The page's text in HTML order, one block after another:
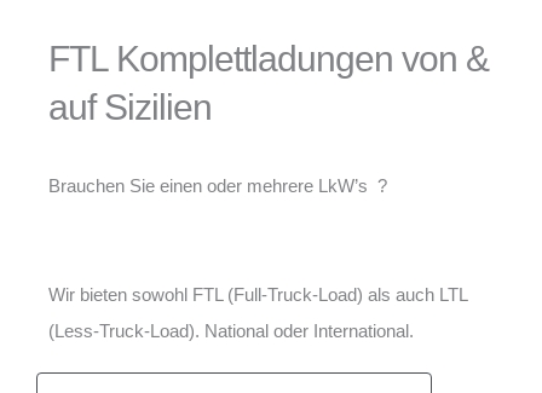
FTL Komplettladungen von &
auf Sizilien
Brauchen Sie einen oder mehrere LkW’s ?
Wir bieten sowohl FTL (Full-Truck-Load) als auch LTL
(Less-Truck-Load). National oder International.